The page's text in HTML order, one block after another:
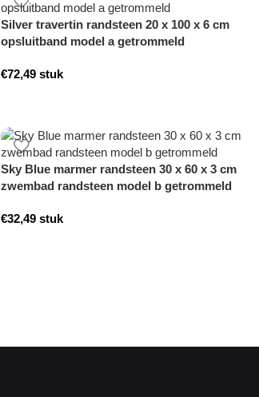
Silver travertin randsteen 20 x 100 x 6 cm
opsluitband model a getrommeld
€72,49 stuk
Sky Blue marmer randsteen 30 x 60 x 3 cm
zwembad randsteen model b getrommeld
€32,49 stuk